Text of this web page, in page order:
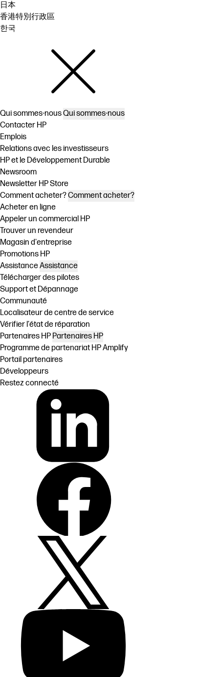
日本
香港特別行政區
한국
Qui sommes-nousQui sommes-nous
Contacter HP
Emplois
Relations avec les investisseurs
HP et le Développement Durable
Newsroom
Newsletter HP Store
Comment acheter?Comment acheter?
Acheter en ligne
Appeler un commercial HP
Trouver un revendeur
Magasin d'entreprise
Promotions HP
AssistanceAssistance
Télécharger des pilotes
Support et Dépannage
Communauté
Localisateur de centre de service
Vérifier l'état de réparation
Partenaires HP Partenaires HP
Programme de partenariat HP Amplify
Portail partenaires
Développeurs
Restez connecté